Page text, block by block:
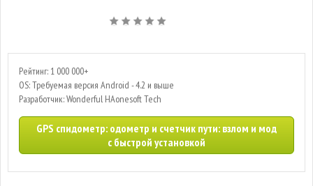
Рейтинг: 1 000 000+
OS: Требуемая версия Android - 4.2 и выше
Разработчик: Wonderful HAonesoft Tech
GPS спидометр: одометр и счетчик пути: взлом и мод
с быстрой установкой